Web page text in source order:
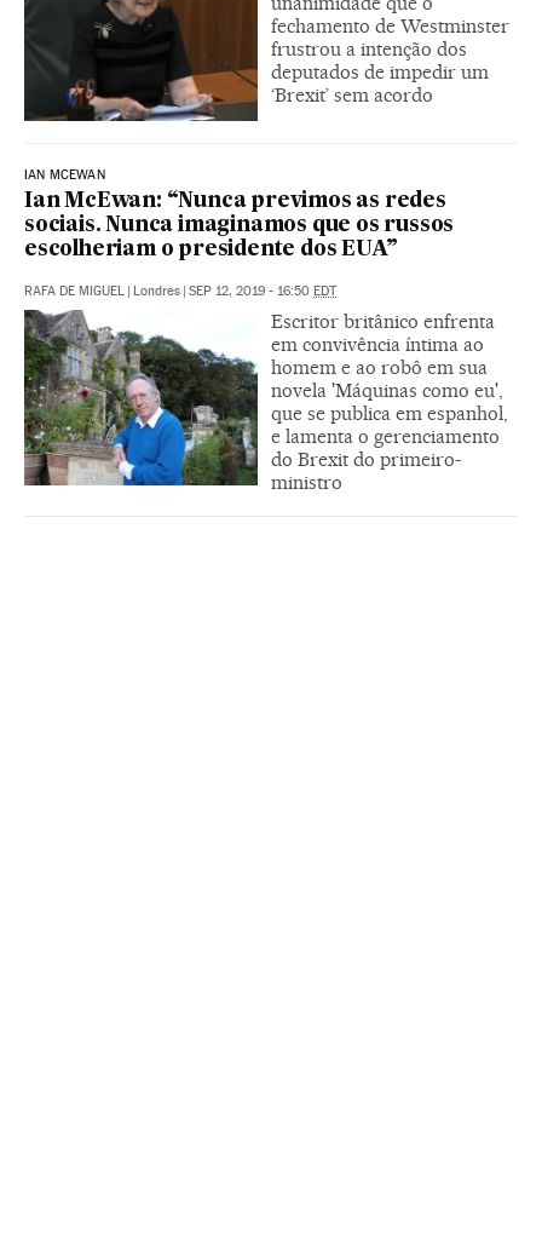
fechamento de Westminster
frustrou a intenção dos
deputados de impedir um
‘Brexit’ sem acordo
IAN MCEWAN
Ian McEwan: “Nunca previmos as redes
sociais. Nunca imaginamos que os russos
escolheriam o presidente dos EUA”
RAFA DE MIGUEL | Londres | SEP 12, 2019 - 16:50 EDT
Escritor britânico enfrenta
em convivência íntima ao
homem e ao robô em sua
novela 'Máquinas como eu',
que se publica em espanhol,
e lamenta o gerenciamento
do Brexit do primeiro-
ministro